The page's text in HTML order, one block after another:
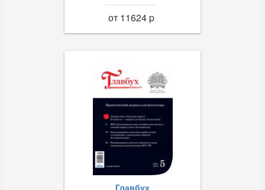
от 11624 p
Главбух